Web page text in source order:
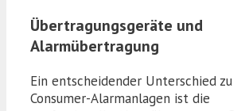
Übertragungsgeräte und
Alarmübertragung
Ein entscheidender Unterschied zu
Consumer-Alarmanlagen ist die